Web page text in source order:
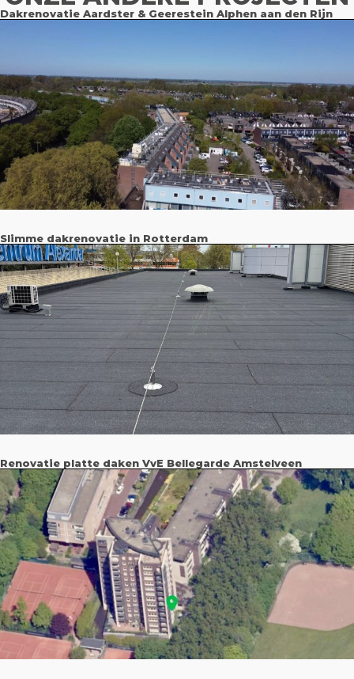
Dakrenovatie Aardster & Geerestein Alphen aan den Rijn
Slimme dakrenovatie in Rotterdam
Renovatie platte daken VvE Bellegarde Amstelveen